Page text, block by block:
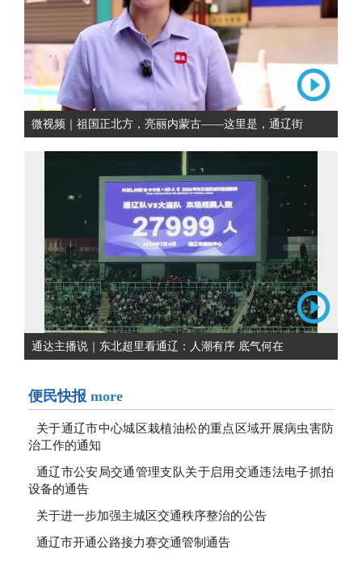
微视频｜祖国正北方，亮丽内蒙古——这里是，通辽街
通达主播说｜东北超里看通辽：人潮有序 底气何在
便民快报 more
关于通辽市中心城区栽植油松的重点区域开展病虫害防
治工作的通知
通辽市公安局交通管理支队关于启用交通违法电子抓拍
设备的通告
关于进一步加强主城区交通秩序整治的公告
通辽市开通公路接力赛交通管制通告